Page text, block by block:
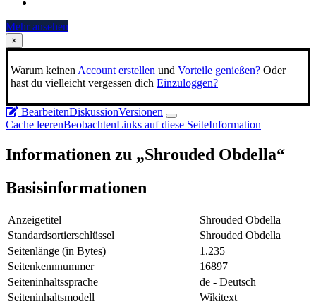
Mehr ansehen
×
Warum keinen Account erstellen und Vorteile genießen? Oder
hast du vielleicht vergessen dich Einzuloggen?
BearbeitenDiskussionVersionen
Cache leerenBeobachtenLinks auf diese SeiteInformation
Informationen zu „Shrouded Obdella“
Basisinformationen
Anzeigetitel
Shrouded Obdella
Standardsortierschlüssel
Shrouded Obdella
Seitenlänge (in Bytes)
1.235
Seitenkennnummer
16897
Seiteninhaltssprache
de - Deutsch
Seiteninhaltsmodell
Wikitext